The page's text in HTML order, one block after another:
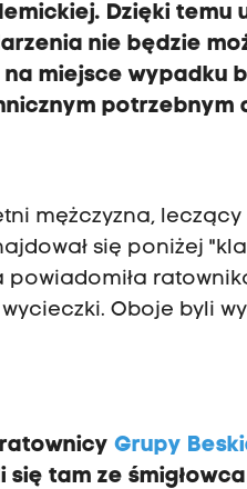
Dzięki temu
nie będzie
miejsce wypadku
potrzebnym
mężczyzna,
się poniżej
Oboje byli
ratownicyGrupy
tam ze